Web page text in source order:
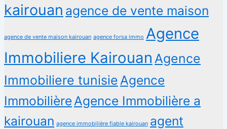
kairouan agence de vente maison
agence de vente maison kairouan agence forsa immo Agence
Immobiliere Kairouan Agence
Immobiliere tunisie Agence
Immobilière Agence Immobilière a
kairouan agence immobilière fiable kairouan agent